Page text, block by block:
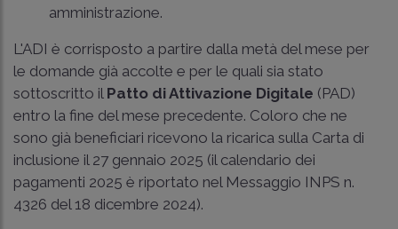
amministrazione.
L'ADI è corrisposto a partire dalla metà del mese per
le domande già accolte e per le quali sia stato
sottoscritto il Patto di Attivazione Digitale (PAD)
entro la fine del mese precedente. Coloro che ne
sono già beneficiari ricevono la ricarica sulla Carta di
inclusione il 27 gennaio 2025 (il calendario dei
pagamenti 2025 è riportato nel Messaggio INPS n.
4326 del 18 dicembre 2024).